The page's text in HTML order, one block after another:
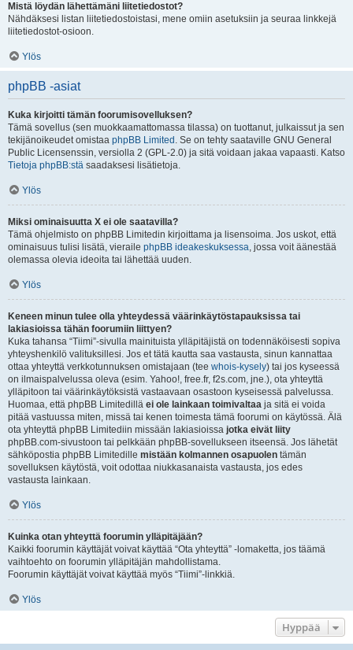
Mistä löydän lähettämäni liitetiedostot?
Nähdäksesi listan liitetiedostoistasi, mene omiin asetuksiin ja seuraa linkkejä
liitetiedostot-osioon.
Ylös
phpBB -asiat
Kuka kirjoitti tämän foorumisovelluksen?
Tämä sovellus (sen muokkaamattomassa tilassa) on tuottanut, julkaissut ja sen
tekijänoikeudet omistaa phpBB Limited . Se on tehty saataville GNU General
Public Licensenssin, versiolla 2 (GPL-2.0) ja sitä voidaan jakaa vapaasti. Katso
Tietoja phpBB:stä saadaksesi lisätietoja.
Ylös
Miksi ominaisuutta X ei ole saatavilla?
Tämä ohjelmisto on phpBB Limitedin kirjoittama ja lisensoima. Jos uskot, että
ominaisuus tulisi lisätä, vieraile phpBB ideakeskuksessa, jossa voit äänestää
olemassa olevia ideoita tai lähettää uuden.
Ylös
Keneen minun tulee olla yhteydessä väärinkäytöstapauksissa tai
lakiasioissa tähän foorumiin liittyen?
Kuka tahansa “Tiimi”-sivulla mainituista ylläpitäjistä on todennäköisesti sopiva
yhteyshenkilö valituksillesi. Jos et tätä kautta saa vastausta, sinun kannattaa
ottaa yhteyttä verkkotunnuksen omistajaan (tee whois-kysely) tai jos kyseessä
on ilmaispalvelussa oleva (esim. Yahoo!, free.fr, f2s.com, jne.), ota yhteyttä
ylläpitoon tai väärinkäytöksistä vastaavaan osastoon kyseisessä palvelussa.
Huomaa, että phpBB Limitedillä ei ole lainkaan toimivaltaa ja sitä ei voida
pitää vastuussa miten, missä tai kenen toimesta tämä foorumi on käytössä. Älä
ota yhteyttä phpBB Limitediin missään lakiasioissa jotka eivät liity
phpBB.com-sivustoon tai pelkkään phpBB-sovellukseen itseensä. Jos lähetät
sähköpostia phpBB Limitedille mistään kolmannen osapuolen tämän
sovelluksen käytöstä, voit odottaa niukkasanaista vastausta, jos edes
vastausta lainkaan.
Ylös
Kuinka otan yhteyttä foorumin ylläpitäjään?
Kaikki foorumin käyttäjät voivat käyttää “Ota yhteyttä” -lomaketta, jos täämä
vaihtoehto on foorumin ylläpitäjän mahdollistama.
Foorumin käyttäjät voivat käyttää myös “Tiimi”-linkkiä.
Ylös
Hyppää